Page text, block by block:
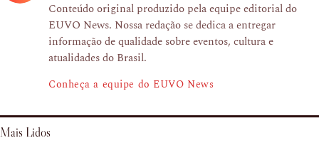
Conteúdo original produzido pela equipe editorial do
EUVO News. Nossa redação se dedica a entregar
informação de qualidade sobre eventos, cultura e
atualidades do Brasil.
Conheça a equipe do EUVO News
Mais Lidos